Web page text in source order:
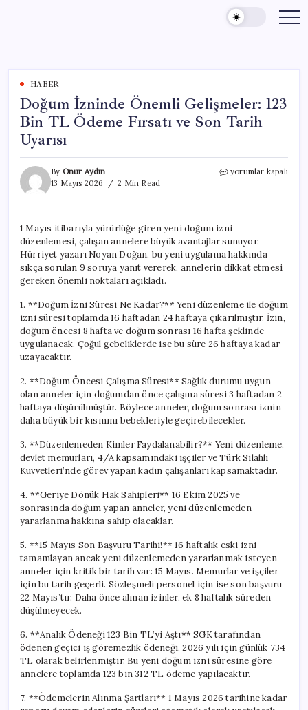
content
HABER
Doğum İzninde Önemli Gelişmeler: 123
Bin TL Ödeme Fırsatı ve Son Tarih
Uyarısı
By Onur Aydın
13 Mayıs 2026
2 Min Read
Doğum
Bin
TL
Ödeme
Fırsatı
Tarih
Uyarısı
için
yorumlar kapalı
1 Mayıs itibarıyla yürürlüğe giren yeni doğum izni
düzenlemesi, çalışan annelere büyük avantajlar sunuyor.
Hürriyet yazarı Noyan Doğan, bu yeni uygulama hakkında
sıkça sorulan 9 soruya yanıt vererek, annelerin dikkat etmesi
gereken önemli noktaları açıkladı.
1. **Doğum İzni Süresi Ne Kadar?** Yeni düzenleme ile doğum
izni süresi toplamda 16 haftadan 24 haftaya çıkarılmıştır. İzin,
doğum öncesi 8 hafta ve doğum sonrası 16 hafta şeklinde
uygulanacak. Çoğul gebeliklerde ise bu süre 26 haftaya kadar
uzayacaktır.
2. **Doğum Öncesi Çalışma Süresi** Sağlık durumu uygun
olan anneler için doğumdan önce çalışma süresi 3 haftadan 2
haftaya düşürülmüştür. Böylece anneler, doğum sonrası iznin
daha büyük bir kısmını bebekleriyle geçirebilecekler.
3. **Düzenlemeden Kimler Faydalanabilir?** Yeni düzenleme,
devlet memurları, 4/A kapsamındaki işçiler ve Türk Silahlı
Kuvvetleri’nde görev yapan kadın çalışanları kapsamaktadır.
4. **Geriye Dönük Hak Sahipleri** 16 Ekim 2025 ve
sonrasında doğum yapan anneler, yeni düzenlemeden
yararlanma hakkına sahip olacaklar.
5. **15 Mayıs Son Başvuru Tarihi!** 16 haftalık eski izni
tamamlayan ancak yeni düzenlemeden yararlanmak isteyen
anneler için kritik bir tarih var: 15 Mayıs. Memurlar ve işçiler
için bu tarih geçerli. Sözleşmeli personel için ise son başvuru
22 Mayıs’tır. Daha önce alınan izinler, ek 8 haftalık süreden
düşülmeyecek.
6. **Analık Ödeneği 123 Bin TL’yi Aştı** SGK tarafından
ödenen geçici iş göremezlik ödeneği, 2026 yılı için günlük 734
TL olarak belirlenmiştir. Bu yeni doğum izni süresine göre
annelere toplamda 123 bin 312 TL ödeme yapılacaktır.
7. **Ödemelerin Alınma Şartları** 1 Mayıs 2026 tarihine kadar